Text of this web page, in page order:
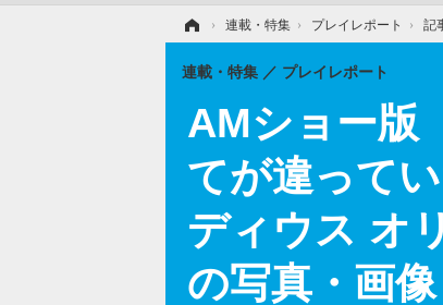
› 連載・特集 › プレイレポート › 記
AMショー版
てが違って
ディウス オ
の写真・画像
連載・特集 プレイレポート